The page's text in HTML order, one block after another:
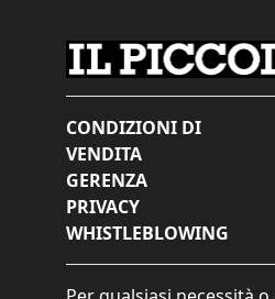
CONDIZIONI DI
VENDITA
GERENZA
PRIVACY
WHISTLEBLOWING